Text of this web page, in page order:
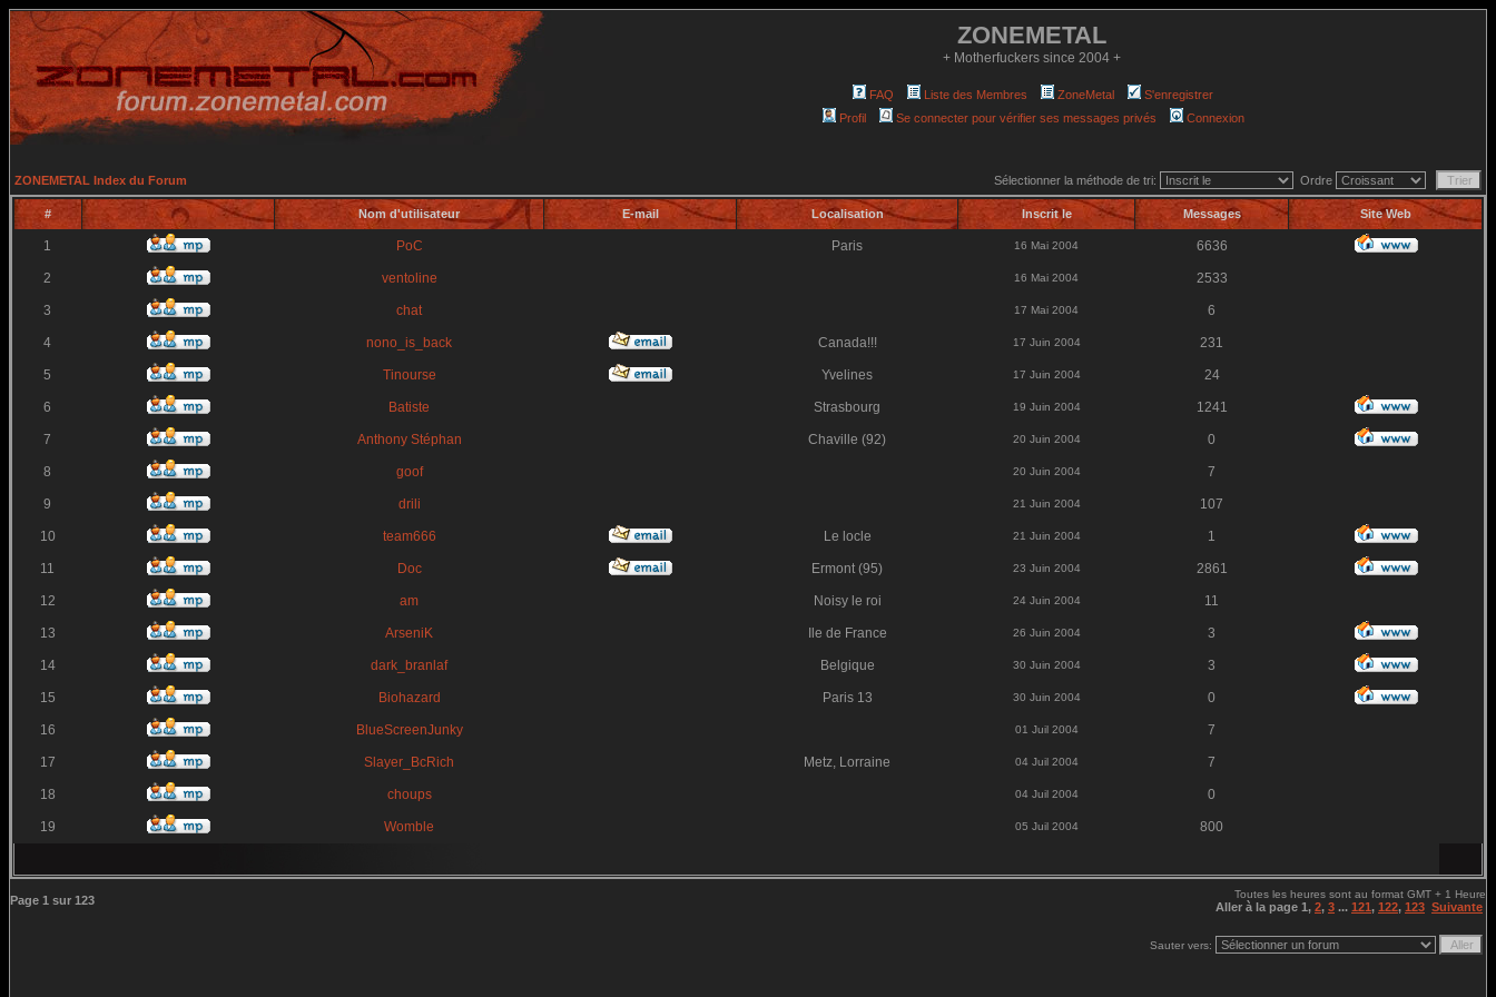
ZONEMETAL
+ Motherfuckers since 2004 +
FAQ Liste des Membres ZoneMetal
S'enregistrer
Profil
Se connecter pour vérifier ses messages privés Connexion
ZONEMETAL Index du Forum Sélectionner la méthode de tri: Ordre
# Nom d'utilisateur E-mail Localisation Inscrit le Messages Site Web
1 PoC Paris 16 Mai 2004 6636
2 ventoline 16 Mai 2004 2533
3 chat 17 Mai 2004 6
4 nono_is_back Canada!!! 17 Juin 2004 231
5 Tinourse Yvelines 17 Juin 2004 24
6 Batiste Strasbourg 19 Juin 2004 1241
7 Anthony Stéphan Chaville (92) 20 Juin 2004 0
8 goof 20 Juin 2004 7
9 drili 21 Juin 2004 107
10 team666 Le locle 21 Juin 2004 1
11 Doc Ermont (95) 23 Juin 2004 2861
12 am Noisy le roi 24 Juin 2004 11
13 ArseniK Ile de France 26 Juin 2004 3
14 dark_branlaf Belgique 30 Juin 2004 3
15 Biohazard Paris 13 30 Juin 2004 0
16 BlueScreenJunky 01 Juil 2004 7
17 Slayer_BcRich Metz, Lorraine 04 Juil 2004 7
18 choups 04 Juil 2004 0
19 Womble 05 Juil 2004 800
Page 1 sur 123 Toutes les heures sont au format GMT + 1 Heure
Aller à la page 1, 2, 3 ... 121, 122, 123 Suivante
Sauter vers: